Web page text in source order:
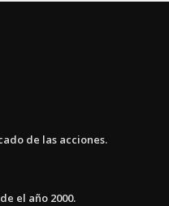
de las acciones.
el año 2000.